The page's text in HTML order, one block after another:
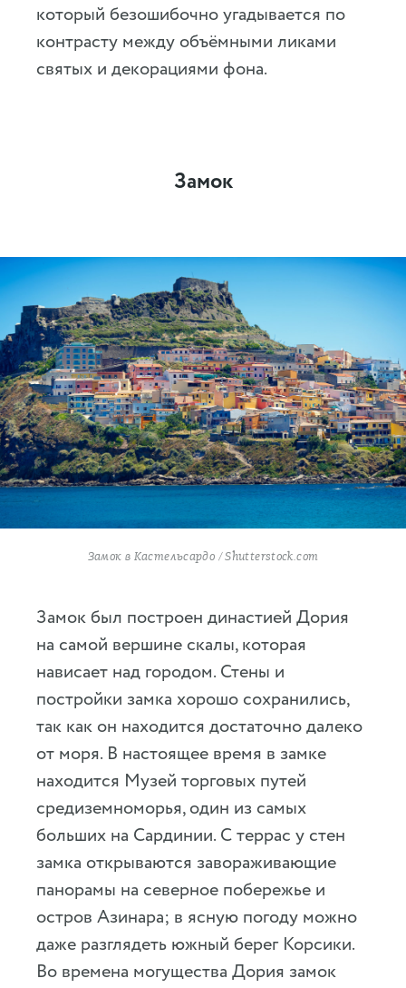
который безошибочно угадывается по
контрасту между объёмными ликами
святых и декорациями фона.
Замок
Замок в Кастельсардо / Shutterstock.com
Замок был построен династией Дория
на самой вершине скалы, которая
нависает над городом. Стены и
постройки замка хорошо сохранились,
так как он находится достаточно далеко
от моря. В настоящее время в замке
находится Музей торговых путей
средиземноморья, один из самых
больших на Сардинии. С террас у стен
замка открываются завораживающие
панорамы на северное побережье и
остров Азинара; в ясную погоду можно
даже разглядеть южный берег Корсики.
Во времена могущества Дория замок